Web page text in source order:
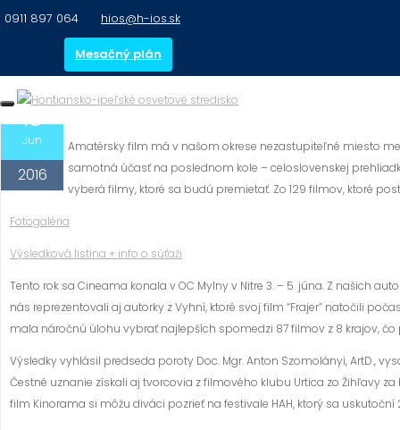
p
o
0911 897 064 hios@h-ios.sk
Mesačný plánNAŠI FILMÁRI OCENENÍ
15
Jun
2016
Amatérsky film má v našom okrese nezastupiteľné miesto
samotná účasť na poslednom kole – celoslovenskej
vyberá filmy, ktoré sa budú premietať. Zo 129 filmov, ktoré
Fotogaléria
Výsledková listina + info o súťaži
Tento rok sa Cineama konala v OC Mylny v Nitre 3. – 5. júna. Z našich
nás reprezentovali aj autorky z Vyhní, ktoré svoj film “Frajer” natočili
mala náročnú úlohu vybrať najlepších spomedzi 87 filmov z 8 krajov,
Výsledky vyhlásil predseda poroty Doc. Mgr. Anton Szomolányi, ArtD.,
Čestné uznanie získali aj tvorcovia z filmového klubu Urtica zo Žihľavy
film Kinorama si môžu diváci pozrieť na festivale HAH, ktorý sa uskutoční